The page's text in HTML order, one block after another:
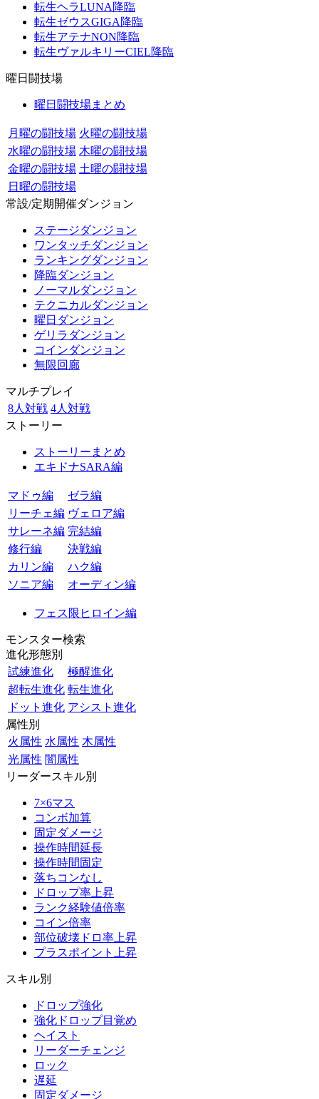
転生ヘラLUNA降臨
転生ゼウスGIGA降臨
転生アテナNON降臨
転生ヴァルキリーCIEL降臨
曜日闘技場
曜日闘技場まとめ
月曜の闘技場 火曜の闘技場
水曜の闘技場 木曜の闘技場
金曜の闘技場 土曜の闘技場
日曜の闘技場
常設/定期開催ダンジョン
ステージダンジョン
ワンタッチダンジョン
ランキングダンジョン
降臨ダンジョン
ノーマルダンジョン
テクニカルダンジョン
曜日ダンジョン
ゲリラダンジョン
コインダンジョン
無限回廊
マルチプレイ
8人対戦 4人対戦
ストーリー
ストーリーまとめ
エキドナSARA編
マドゥ編
ゼラ編
リーチェ編 ヴェロア編
サレーネ編 完結編
修行編
決戦編
カリン編
ハク編
ソニア編
オーディン編
フェス限ヒロイン編
モンスター検索
進化形態別
試練進化
極醒進化
超転生進化 転生進化
ドット進化 アシスト進化
属性別
火属性 水属性 木属性
光属性 闇属性
リーダースキル別
7×6マス
コンボ加算
固定ダメージ
操作時間延長
操作時間固定
落ちコンなし
ドロップ率上昇
ランク経験値倍率
コイン倍率
部位破壊ドロ率上昇
プラスポイント上昇
スキル別
ドロップ強化
強化ドロップ目覚め
ヘイスト
リーダーチェンジ
ロック
遅延
固定ダメージ